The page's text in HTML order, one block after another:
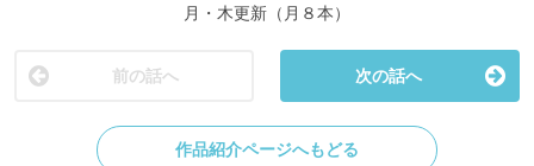
月・木更新（月８本）
前の話へ 次の話へ
作品紹介ページへもどる